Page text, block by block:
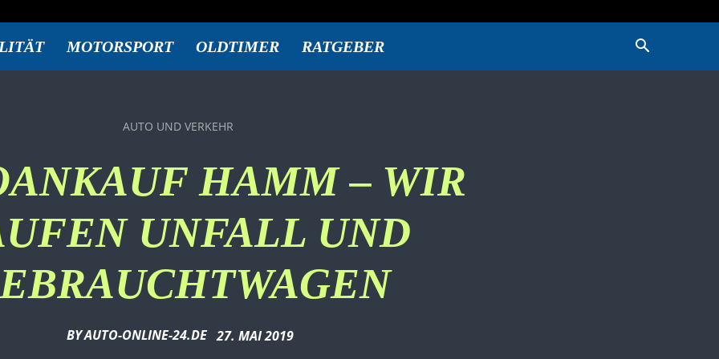
MOTORSPORT OLDTIMER RATGEBER
AUTO UND VERKEHR
HAMM – WIR
UNFALL UND
BYAUTO-ONLINE-24.DE 27. MAI 2019